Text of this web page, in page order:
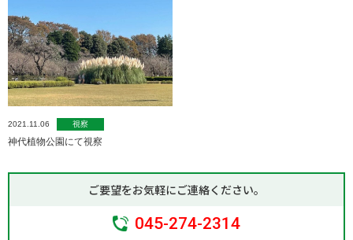
2021.11.06 視察
神代植物公園にて視察
ご要望をお気軽にご連絡ください。
045-274-2314